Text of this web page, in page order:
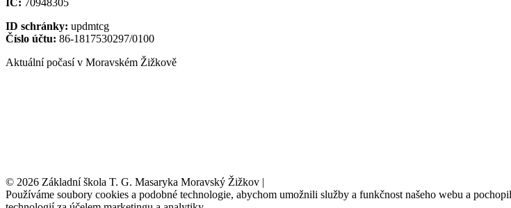
IČ: 70948305
ID schránky: updmtcg
Číslo účtu: 86-1817530297/0100
Aktuální počasí v Moravském Žižkově
© 2026 Základní škola T. G. Masaryka Moravský Žižkov |
Používáme soubory cookies a podobné technologie, abychom umožnili služby a funkčnost našeho webu a